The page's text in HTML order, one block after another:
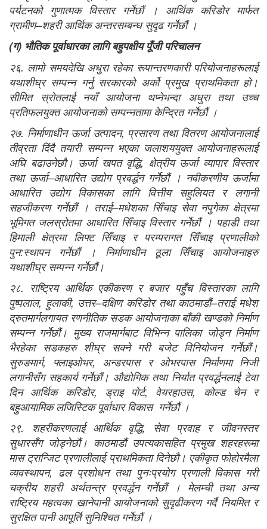
पर्यटनको गुणात्मक विस्तार गर्नेछौं । आर्थिक करिडोर मार्फत
ग्रामीण–शहरी आर्थिक अन्तरसम्बन्ध सुदृढ गर्नेछौं ।
(ग) भौतिक पूर्वाधारका लागि बहुपक्षीय पूँजी परिचालन
२६. लामो समयदेखि अधुरा रहेका रूपान्तरणकारी परियोजनाहरूलाई
यथाशीघ्र सम्पन्न गर्नु सरकारको अर्को प्रमुख प्राथमिकता हो।
सीमित स्रोतलाई नयाँ आयोजना थप्नेभन्दा अधुरा तथा उच्च
प्रतिफलयुक्त आयोजनाको सम्पन्नतामा केन्द्रित गर्नेछौं ।
२७. निर्माणाधीन ऊर्जा उत्पादन, प्रसारण तथा वितरण आयोजनालाई
तीव्रता दिंदै तयारी सम्पन्न भएका जलाशययुक्त आयोजनाहरूलाई
अघि बढाउनेछौ। ऊर्जा खपत वृद्धि, क्षेत्रीय ऊर्जा व्यापार विस्तार
तथा ऊर्जा–आधारित उद्योग प्रवर्द्धन गर्नेछौं । नवीकरणीय ऊर्जामा
आधारित उद्योग विकासका लागि वित्तीय सहुलियत र लगानी
सहजीकरण गर्नेछौं । तराई–मधेशका सिँचाइ सेवा नपुगेका क्षेत्रमा
भूमिगत जलस्रोतमा आधारित सिँचाइ विस्तार गर्नेछौं । पहाडी तथा
हिमाली क्षेत्रमा लिफ्ट सिँचाइ र परम्परागत सिँचाइ प्रणालीको
पुन:स्थापन गर्नेछौं । निर्माणाधीन ठूला सिँचाइ आयोजनाहरु
यथाशीघ्र सम्पन्न गर्नेछौं।
२८. राष्ट्रिय आर्थिक एकीकरण र बजार पहुँच विस्तारका लागि
पुष्पलाल, हुलाकी, उत्तर–दक्षिण करिडोर तथा काठमाडौं–तराई मधेश
द्रुतमार्गलगायत रणनीतिक सडक आयोजनाका बाँकी खण्डको निर्माण
सम्पन्न गर्नेछौं। मुख्य राजमार्गबाट विभिन्न पालिका जोड्न निर्माण
भैरहेका सडकहरु शीघ्र सक्ने गरी बजेट विनियोजन गर्नेछौं।
सुरुङमार्ग, फ्लाइओभर, अन्डरपास र ओभरपास निर्माणमा निजी
लगानीसँग सहकार्य गर्नेछौं। औद्योगिक तथा निर्यात प्रवर्द्धनलाई टेवा
दिन आर्थिक करिडोर, ड्राइ पोर्ट, वेयरहाउस, कोल्ड चेन र
बहुआयामिक लजिस्टिक पूर्वाधार विकास गर्नेछौं ।
२९. शहरीकरणलाई आर्थिक वृद्धि, सेवा प्रवाह र जीवनस्तर
सुधारसँग जोड्नेछौं। काठमाडौं उपत्यकासहित प्रमुख शहरहरूमा
मास ट्रान्जिट प्रणालीलाई प्राथमिकता दिनेछौ। एकीकृत फोहोरमैला
व्यवस्थापन, ढल प्रशोधन तथा पुनःप्रयोग प्रणाली विकास गरी
चक्रीय शहरी अर्थतन्त्र प्रवर्द्धन गर्नेछौं । मेलम्ची तथा अन्य
राष्ट्रिय महत्वका खानेपानी आयोजनाको सुदृढीकरण गर्दै नियमित र
सुरक्षित पानी आपूर्ति सुनिश्चित गर्नेछौं ।